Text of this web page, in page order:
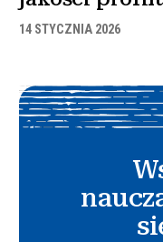
14 STYCZNIA 2026